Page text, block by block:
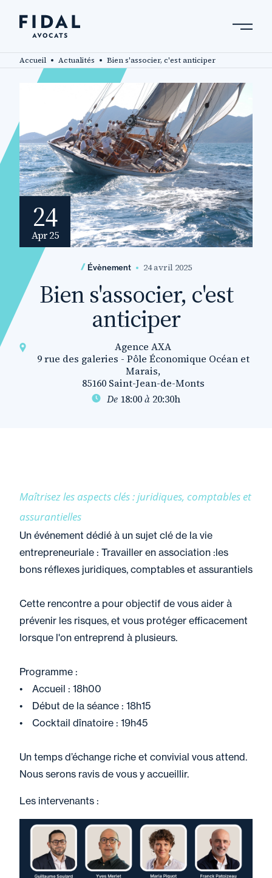
contenu
principal
Accueil Actualités Bien s'associer, c'est anticiper
24
Apr 25
Évènement 24 avril 2025
Bien s'associer, c'est
anticiper
Agence AXA
9 rue des galeries - Pôle Économique Océan et
Marais,
85160 Saint-Jean-de-Monts
De 18:00à 20:30h
Maîtrisez les aspects clés : juridiques, comptables et
assurantielles
Un événement dédié à un sujet clé de la vie
entrepreneuriale : Travailler en association :les
bons réflexes juridiques, comptables et assurantiels
Cette rencontre a pour objectif de vous aider à
prévenir les risques, et vous protéger efficacement
lorsque l'on entreprend à plusieurs.
Programme :
• Accueil : 18h00
• Début de la séance : 18h15
• Cocktail dînatoire : 19h45
Un temps d’échange riche et convivial vous attend.
Nous serons ravis de vous y accueillir.
Les intervenants :